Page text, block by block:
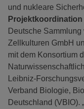
und nukleare
Projektkoordination
Deutsche
Zellkulturen GmbH
mit dem Konsortium
Leibniz-
Verband Biologie,
Deutschland (VBIO).